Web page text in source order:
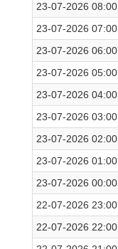
23-07-2026 08:00
23-07-2026 07:00
23-07-2026 06:00
23-07-2026 05:00
23-07-2026 04:00
23-07-2026 03:00
23-07-2026 02:00
23-07-2026 01:00
23-07-2026 00:00
22-07-2026 23:00
22-07-2026 22:00